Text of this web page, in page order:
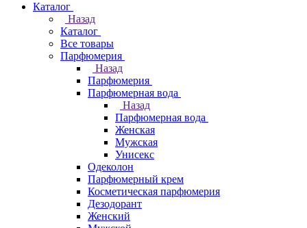
Каталог
Назад
Каталог
Все товары
Парфюмерия
Назад
Парфюмерия
Парфюмерная вода
Назад
Парфюмерная вода
Женская
Мужская
Унисекс
Одеколон
Парфюмерный крем
Косметическая парфюмерия
Дезодорант
Женский